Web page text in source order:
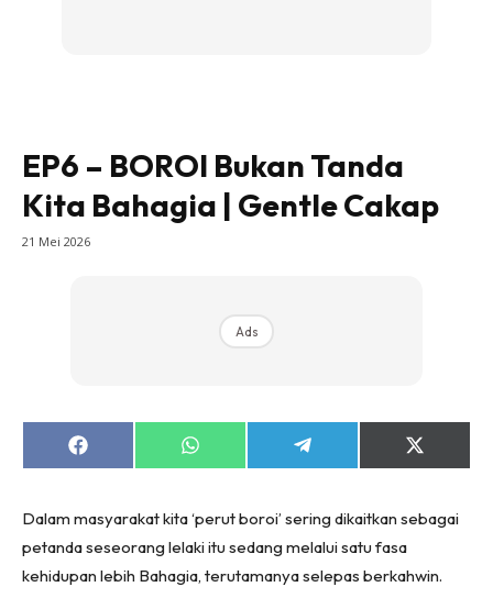
EP6 – BOROI Bukan Tanda
Kita Bahagia | Gentle Cakap
21 Mei 2026
Ads
Share
on
Share
on
Share
on
Share
on
Dalam masyarakat kita ‘perut boroi’ sering dikaitkan sebagai
petanda seseorang lelaki itu sedang melalui satu fasa
kehidupan lebih Bahagia, terutamanya selepas berkahwin.